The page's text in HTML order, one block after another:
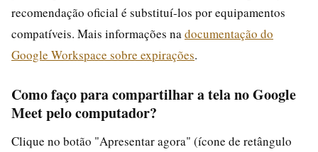
recomendação oficial é substituí-los por equipamentos
compatíveis. Mais informações na documentação do
Google Workspace sobre expirações.
Como faço para compartilhar a tela no Google
Meet pelo computador?
Clique no botão "Apresentar agora" (ícone de retângulo